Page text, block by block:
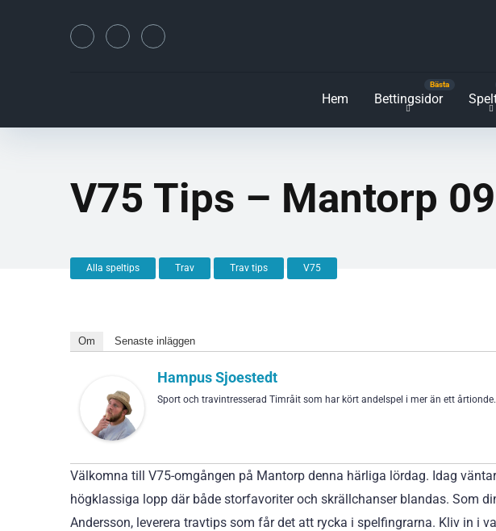
Hem Bettingsidor
V75 Tips – Mantorp
Alla speltips Trav Trav tips V75
Om Senaste inläggen
Hampus Sjoestedt
Sport och travintresserad Timråit som har kört andelspel i mer än ett årtionde.
Välkomna till V75-omgången på Mantorp denna härliga lördag. Idag
högklassiga lopp där både storfavoriter och skrällchanser blandas. Som
Andersson, leverera travtips som får det att rycka i spelfingrarna. Kliv in i